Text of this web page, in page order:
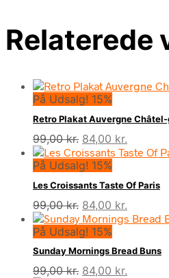
Relaterede
På Udsalg! 15%
Retro Plakat Auvergne
99,00kr. Den
oprindelige
pris
var:
99,00 kr..
84,00 kr.
aktuelle
er:
84,00 kr..
På Udsalg! 15%
Les Croissants Taste Of Paris
99,00kr. Den
oprindelige
pris
var:
99,00 kr..
84,00 kr.
aktuelle
er:
84,00 kr..
På Udsalg! 15%
Sunday Mornings Bread Buns
99,00kr. Den
84,00 kr.